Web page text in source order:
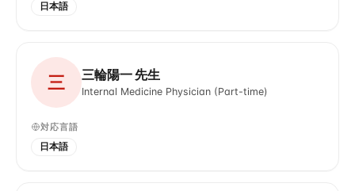
日本語
三 三輪陽一 先生
Internal Medicine Physician (Part-time)
対応言語
日本語